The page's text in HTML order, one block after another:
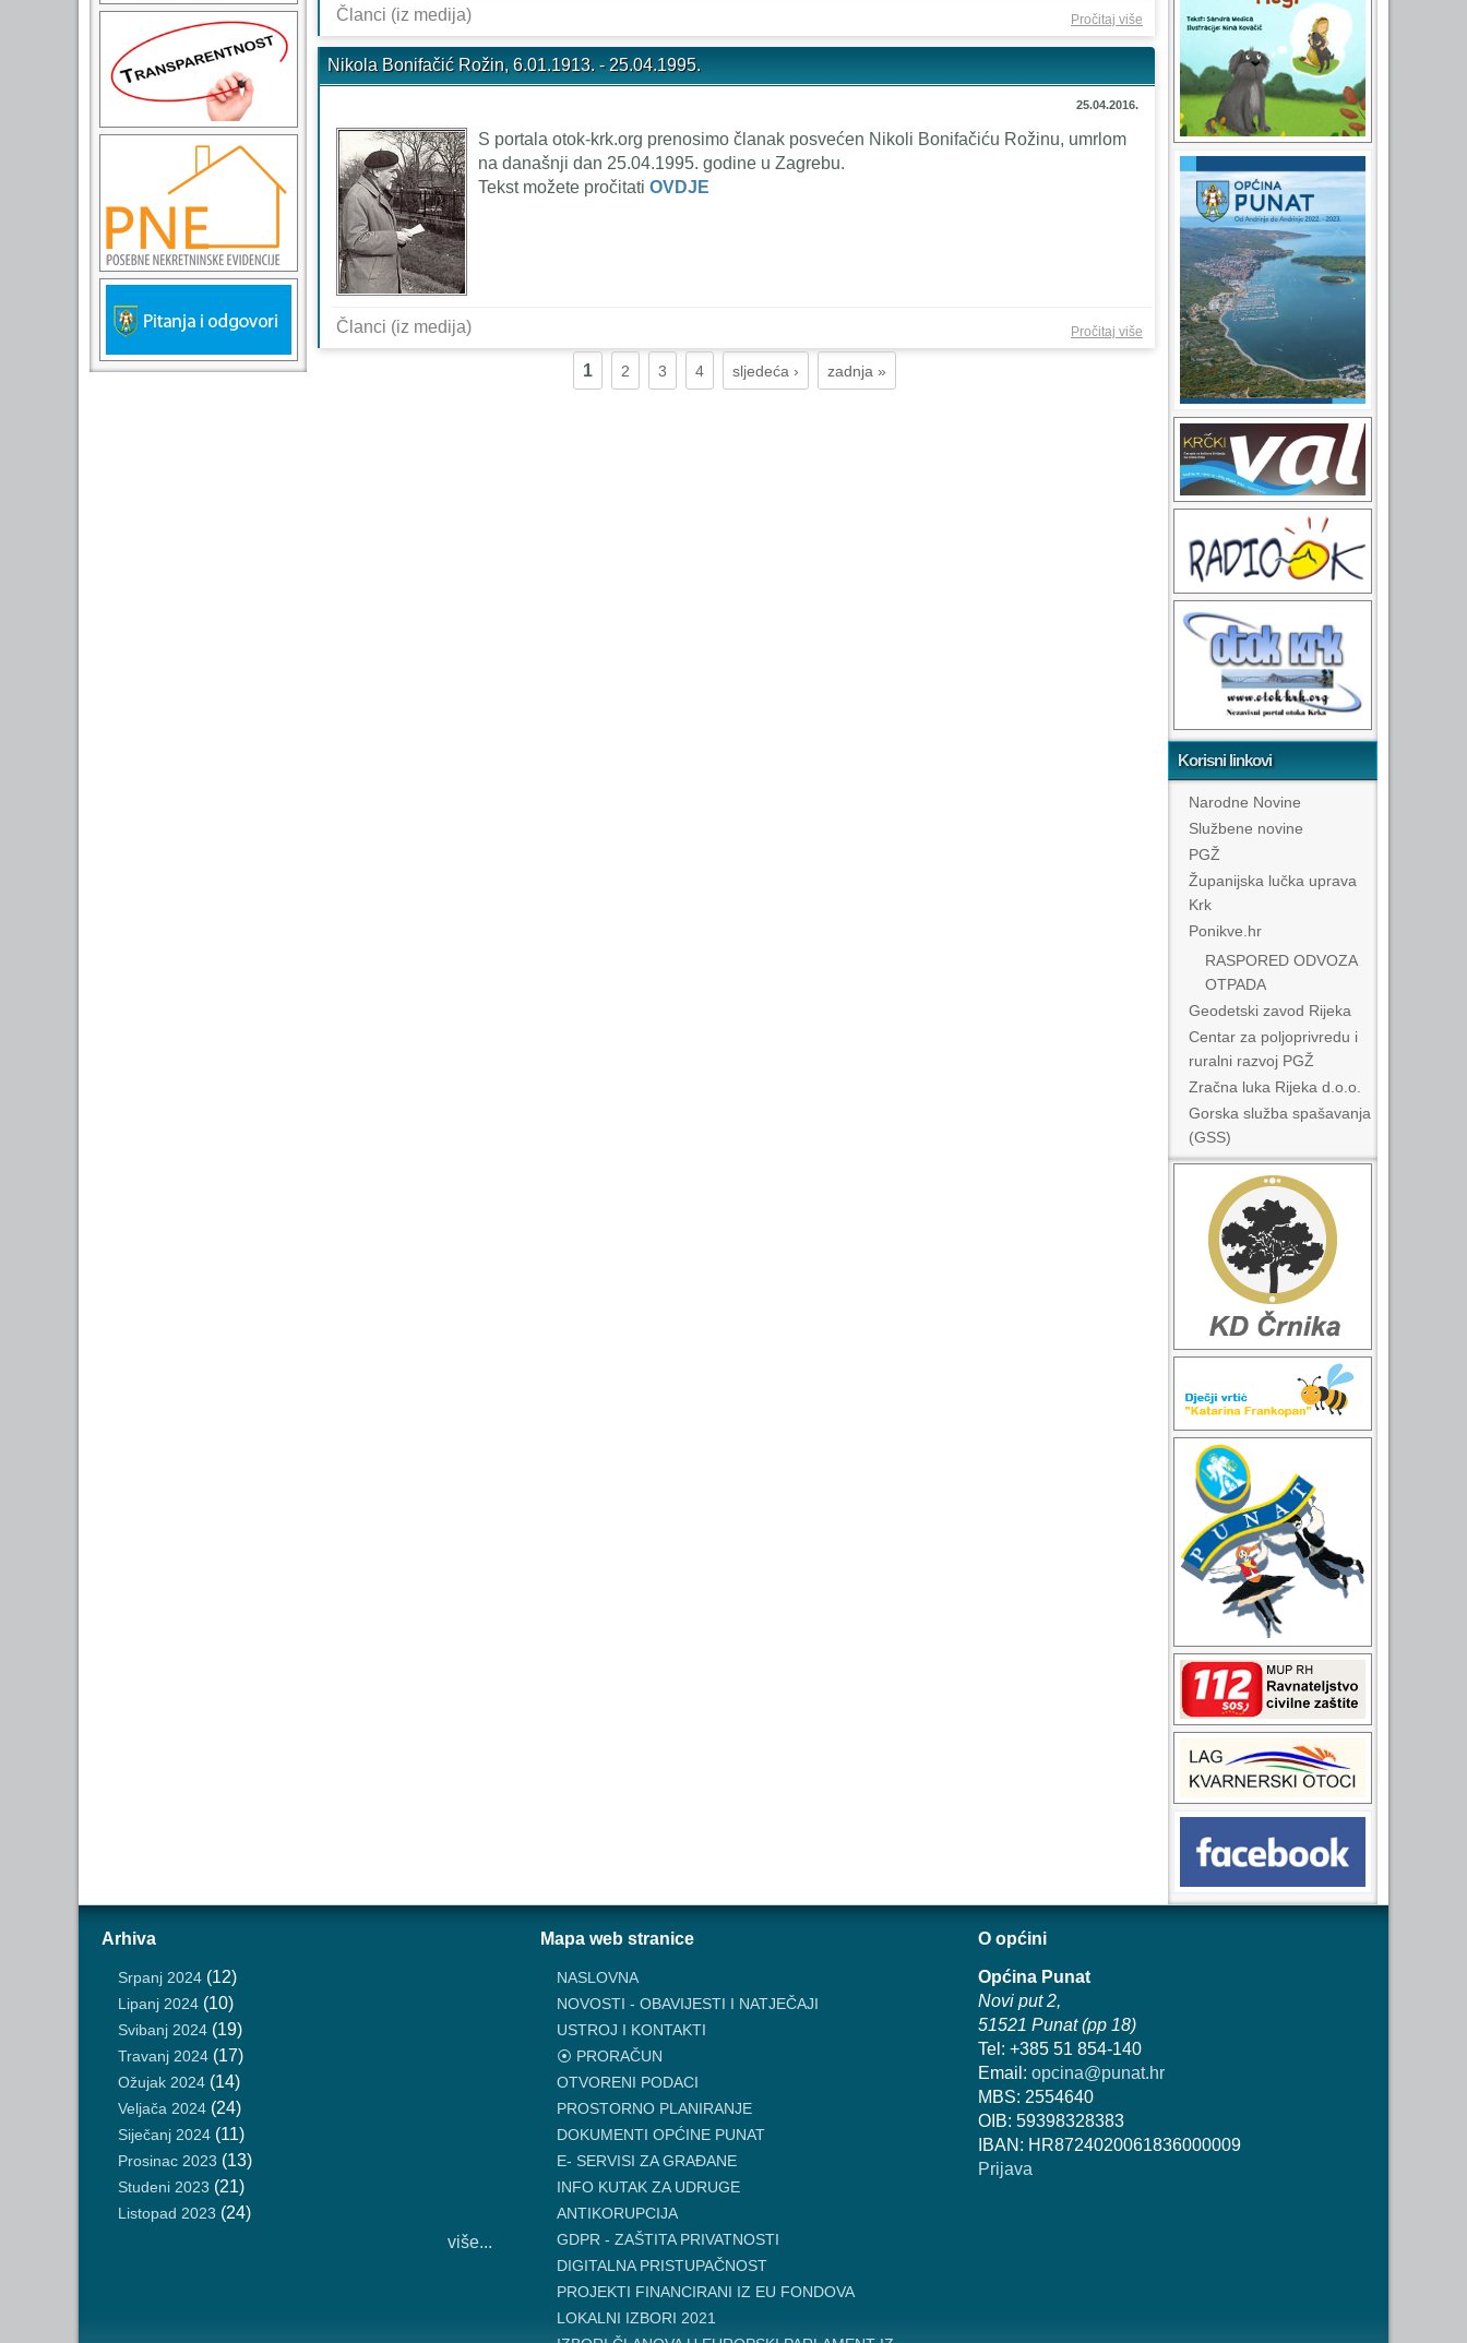
Članci (iz medija) Pročitaj više
se hotel
Park u
Nikola Bonifačić Rožin, 6.01.1913. - 25.04.1995.
25.04.2016.
S portala otok-krk.org prenosimo članak posvećen Nikoli Bonifačiću Rožinu, umrlom
na današnji dan 25.04.1995. godine u Zagrebu.
Tekst možete pročitatiOVDJE
Članci (iz medija) Pročitaj više o Nikola
Bonifačić
Rožin,
6.01.1913. -
25.04.1995.
1 2 3 4 sljedeća › zadnja »
Korisni linkovi
Narodne Novine
Službene novine
PGŽ
Županijska lučka uprava
Krk
Ponikve.hr
RASPORED ODVOZA
OTPADA
Geodetski zavod Rijeka
Centar za poljoprivredu i
ruralni razvoj PGŽ
Zračna luka Rijeka d.o.o.
Gorska služba spašavanja
(GSS)
Arhiva
Srpanj 2024 (12)
Lipanj 2024 (10)
Svibanj 2024 (19)
Travanj 2024 (17)
Ožujak 2024 (14)
Veljača 2024 (24)
Siječanj 2024 (11)
Prosinac 2023 (13)
Studeni 2023 (21)
Listopad 2023 (24)
više...
Mapa web stranice
NASLOVNA
NOVOSTI - OBAVIJESTI I NATJEČAJI
USTROJ I KONTAKTI
⦿ PRORAČUN
OTVORENI PODACI
PROSTORNO PLANIRANJE
DOKUMENTI OPĆINE PUNAT
E- SERVISI ZA GRAĐANE
INFO KUTAK ZA UDRUGE
ANTIKORUPCIJA
GDPR - ZAŠTITA PRIVATNOSTI
DIGITALNA PRISTUPAČNOST
PROJEKTI FINANCIRANI IZ EU FONDOVA
LOKALNI IZBORI 2021
O općini
Općina Punat
Novi put 2,
51521 Punat (pp 18)
Tel: +385 51 854-140
Email:opcina@punat.hr
MBS: 2554640
OIB: 59398328383
IBAN: HR8724020061836000009
Prijava